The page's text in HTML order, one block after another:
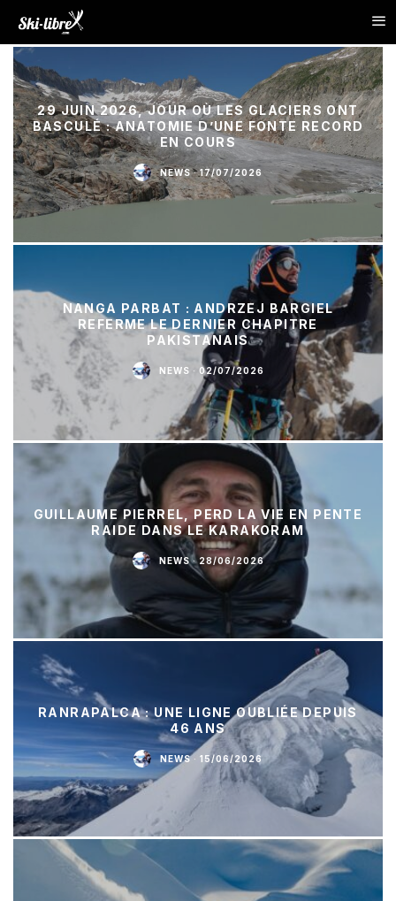
29 JUIN 2026, JOUR OÙ LES GLACIERS ONT
BASCULÉ : ANATOMIE D’UNE FONTE RECORD
EN COURS
NEWS · 17/07/2026
NANGA PARBAT : ANDRZEJ BARGIEL
REFERME LE DERNIER CHAPITRE
PAKISTANAIS
NEWS · 02/07/2026
GUILLAUME PIERREL, PERD LA VIE EN PENTE
RAIDE DANS LE KARAKORAM
NEWS · 28/06/2026
RANRAPALCA : UNE LIGNE OUBLIÉE DEPUIS
46 ANS
NEWS · 15/06/2026